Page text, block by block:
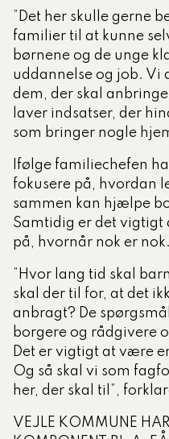
”Det her skulle gerne
familier til at kunne
børnene og de unge
uddannelse og job. Vi
dem, der skal
laver indsatser, der
som bringer nogle
Ifølge familiechefen
fokusere på, hvordan
sammen kan hjælpe
Samtidig er det
på, hvornår nok er nok.
”Hvor lang tid skal
skal der til for, at det
anbragt? De
borgere og rådgivere
Det er vigtigt at være
Og så skal vi som
her, der skal til”,
VEJLE KOMMUNE